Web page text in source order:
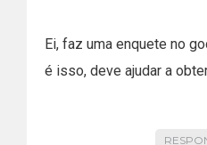
Ei, faz uma enquete no
é isso, deve ajudar a